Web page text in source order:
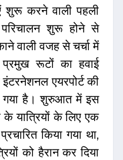
शुरू करने वाली पहली
परिचालन शुरू होने से
वाली वजह से चर्चा में
रूटों का हवाई
इंटरनेशनल एयरपोर्ट की
गया है। शुरुआत में इस
के यात्रियों के लिए एक
किया गया था,
को हैरान कर दिया